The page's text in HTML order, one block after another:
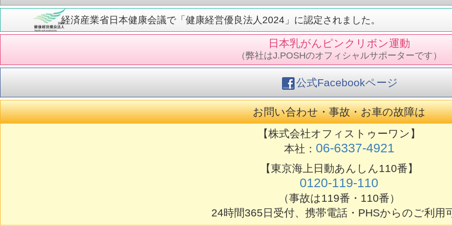
経済産業省日本健康会議で「健康経営優良法人2024」に認定されました。
日本乳がんピンクリボン運動
（弊社はJ.POSHのオフィシャルサポーターです）
公式Facebookページ
お問い合わせ・事故・お車の故障は
【株式会社オフィストゥーワン】
本社： 06-6337-4921
【東京海上日動あんしん110番】
0120-119-110
（事故は119番・110番）
24時間365日受付、携帯電話・PHSからのご利用